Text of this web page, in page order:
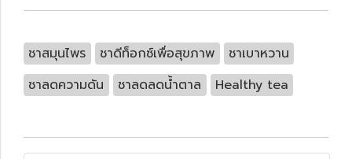
ชาสมุนไพร ชาดีท็อกซ์เพื่อสุขภาพ
ชาเบาหวาน
ชาลดความดัน
ชาลดลดน้ำตาล Healthy tea